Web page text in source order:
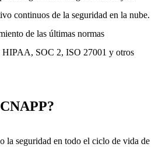
continuos de la seguridad en la nube.
de las últimas normas
HIPAA, SOC 2, ISO 27001 y otros
la seguridad en todo el ciclo de vida de